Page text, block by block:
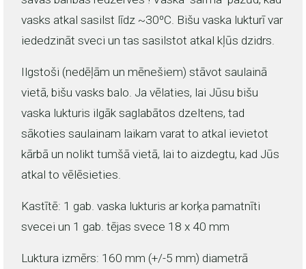
vasks atkal sasilst līdz ~30⁰C. Bišu vaska lukturī var
iededzināt sveci un tas sasilstot atkal kļūs dzidrs.
Ilgstoši (nedēļām un mēnešiem) stāvot saulainā
vietā, bišu vasks balo. Ja vēlaties, lai Jūsu bišu
vaska lukturis ilgāk saglabātos dzeltens, tad
sākoties saulainam laikam varat to atkal ievietot
kārbā un nolikt tumšā vietā, lai to aizdegtu, kad Jūs
atkal to vēlēsieties.
Kastītē: 1 gab. vaska lukturis ar korķa pamatnīti
svecei un 1 gab. tējas svece 18 x 40 mm
Luktura izmērs: 160 mm (+/-5 mm) diametrā